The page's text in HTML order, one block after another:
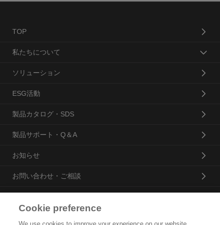
TOP
私たちについて
ソリューション
ESG活動
製品カタログ・SDS
製品サポート・Q＆A
お知らせ
お問い合わせ・ご相談
Cookie preference